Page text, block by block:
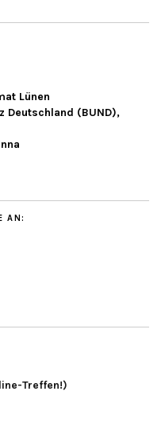
Lünen
Deutschland (BUND),
AN:
Treffen!)